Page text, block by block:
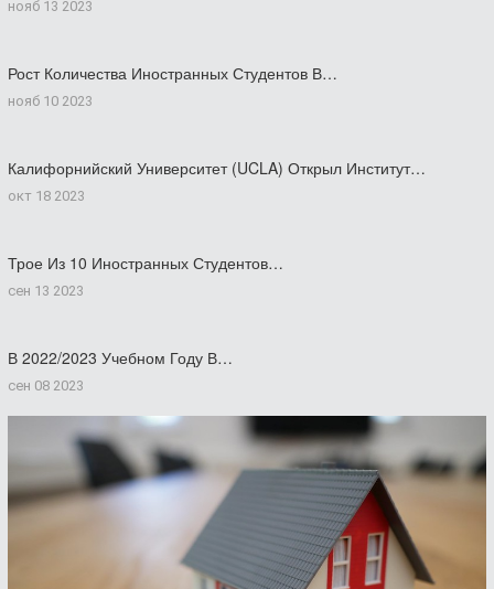
нояб 13 2023
Рост Количества Иностранных Студентов В…
нояб 10 2023
Калифорнийский Университет (UCLA) Открыл Институт…
окт 18 2023
Трое Из 10 Иностранных Студентов…
сен 13 2023
В 2022/2023 Учебном Году В…
сен 08 2023